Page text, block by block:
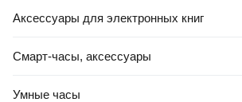
Аксессуары для электронных книг
Смарт-часы, аксессуары
Умные часы